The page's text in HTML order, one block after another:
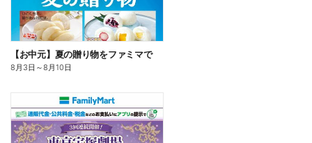
【お中元】夏の贈り物をファミマで
8月3日 ～8月10日